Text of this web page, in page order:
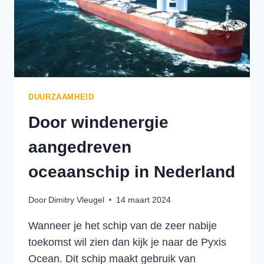
DUURZAAMHEID
Door windenergie
aangedreven
oceaanschip in Nederland
Door Dimitry Vleugel 14 maart 2024
Wanneer je het schip van de zeer nabije
toekomst wil zien dan kijk je naar de Pyxis
Ocean. Dit schip maakt gebruik van